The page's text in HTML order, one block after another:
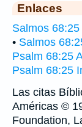
Enlaces
Salmos
• Salmos
Psalm 68:25
Psalm 68:25
Las citas
Américas ©
Foundation,